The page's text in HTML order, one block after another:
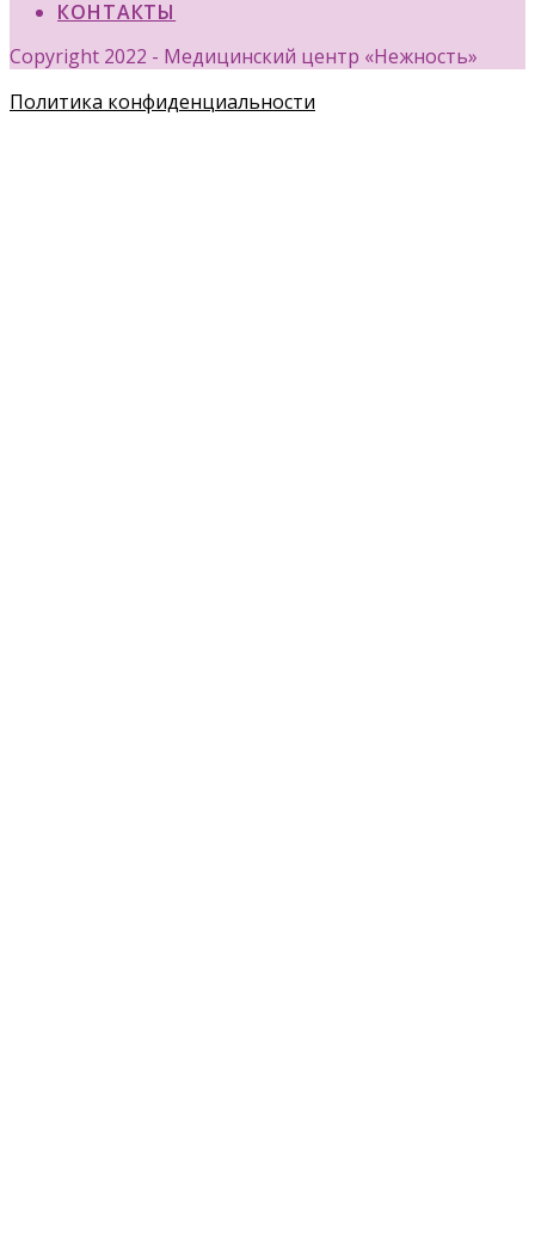
КОНТАКТЫ
Copyright 2022 - Медицинский центр «Нежность»
Политика конфиденциальности